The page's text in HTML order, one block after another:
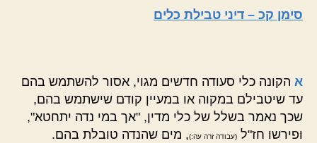
סימן קכ – דיני טבילת כלים
א הקונה כלי סעודה חדשים מגוי, אסור להשתמש בהם
עד שיטבילם במקוה או במעיין קודם שישתמש בהם,
שכך נאמר בשלל של כלי מדין, "אך במי נדה יתחטא",
ופירשו חז"ל (עבודה זרה עה:), מים שהנדה טובלת בהם.